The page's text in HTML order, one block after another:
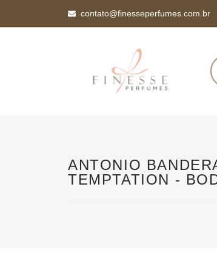
contato@finesseperfumes.com.br
ANTONIO
TEMPTATION -